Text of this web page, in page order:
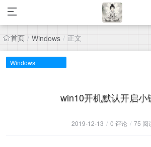
首页 / Windows / 正文
Windows
win10开机默认开启小
2019-12-13 / 0 评论 / 75 阅